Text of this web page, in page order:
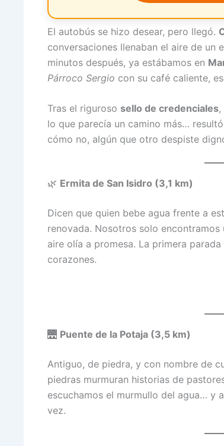
El autobús se hizo desear, pero llegó.
conversaciones llenaban el aire de un
minutos después, ya estábamos en
Párroco Sergio con su café caliente,
Tras el riguroso sello de credenciales,
lo que parecía un camino más…
cómo no, algún que otro despiste
🌿 Ermita de San Isidro (3,1 km)
Dicen que quien bebe agua frente a
renovada. Nosotros solo
aire olía a promesa. La primera
corazones.
🌉 Puente de la Potaja (3,5 km)
Antiguo, de piedra, y con nombre de
piedras murmuran historias de
escuchamos el murmullo del agua… y a
vez.